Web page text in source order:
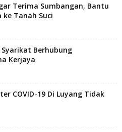
Terima Sumbangan, Bantu
ke Tanah Suci
Syarikat Berhubung
Kerjaya
COVID-19 Di Luyang Tidak